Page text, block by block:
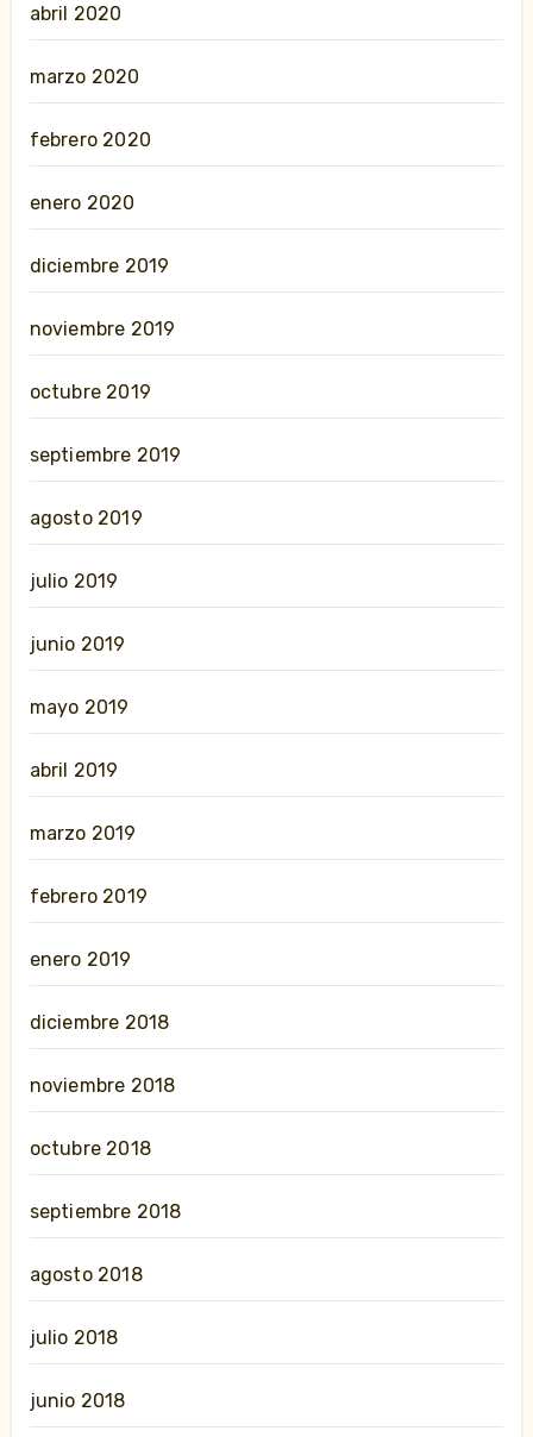
abril 2020
marzo 2020
febrero 2020
enero 2020
diciembre 2019
noviembre 2019
octubre 2019
septiembre 2019
agosto 2019
julio 2019
junio 2019
mayo 2019
abril 2019
marzo 2019
febrero 2019
enero 2019
diciembre 2018
noviembre 2018
octubre 2018
septiembre 2018
agosto 2018
julio 2018
junio 2018